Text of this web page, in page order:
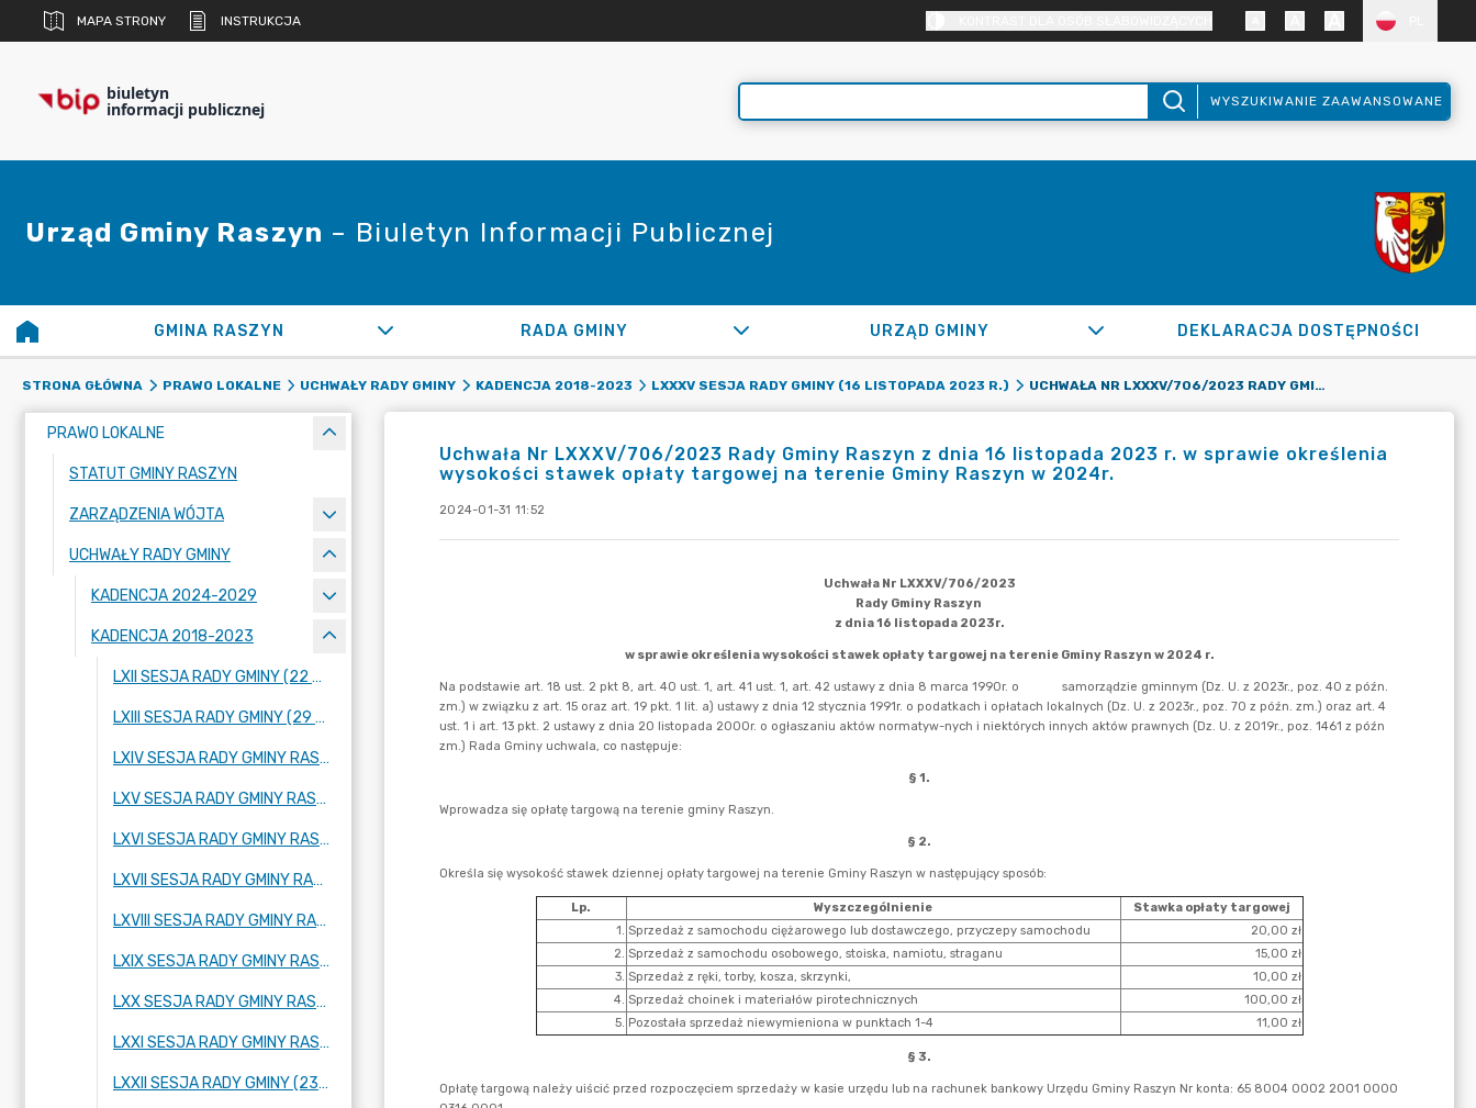
MAPA STRONY INSTRUKCJA
biuletyn
informacji publicznej WYSZUKIWANIE ZAAWANSOWANE
Urząd Gminy Raszyn – Biuletyn Informacji Publicznej
GMINA RASZYN RADA GMINY URZĄD GMINY DEKLARACJA DOSTĘPNOŚCI
STRONA GŁÓWNA PRAWO LOKALNE UCHWAŁY RADY GMINY KADENCJA 2018-2023 LXXXV SESJA RADY GMINY (16 LISTOPADA 2023 R.) UCHWAŁA NR LXXXV/706/2023 RADY GMINY RASZYN Z DNIA 16 LISTOPADA 2023 R. W SPRAWIE OKREŚLENIA WYSOKOŚCI STAWEK OPŁATY TARGOWEJ NA TERENIE GMINY RASZYN W 2024R.
PRAWO LOKALNE
STATUT GMINY RASZYN
ZARZĄDZENIA WÓJTA
UCHWAŁY RADY GMINY
KADENCJA 2024-2029
KADENCJA 2018-2023
LXII SESJA RADY GMINY (22 WRZEŚNIA 2022 ROKU)
LXIII SESJA RADY GMINY (29 WRZEŚNIA 2022 ROKU)
LXIV SESJA RADY GMINY RASZYN (20 PAŹDZIERNIKA 2022 ROKU)
LXV SESJA RADY GMINY RASZYN (17 LISTOPADA 2022 ROKU)
LXVI SESJA RADY GMINY RASZYN (29 LISTOPADA 2022 ROKU)
LXVII SESJA RADY GMINY RASZYN (08 GRUDNIA 2022 ROKU)
LXVIII SESJA RADY GMINY RASZYN (21 GRUDNIA 2022 ROKU)
LXIX SESJA RADY GMINY RASZYN (29 GRUDNIA 2022 ROKU)
LXX SESJA RADY GMINY RASZYN (26 STYCZNIA 2023 R.)
LXXI SESJA RADY GMINY RASZYN (23 LUTEGO 2023 R.)
LXXII SESJA RADY GMINY (23 MARCA 2023 R.)
Uchwała Nr LXXXV/706/2023 Rady Gminy Raszyn z dnia 16 listopada 2023 r. w sprawie określenia
wysokości stawek opłaty targowej na terenie Gminy Raszyn w 2024r.
2024-01-31 11:52